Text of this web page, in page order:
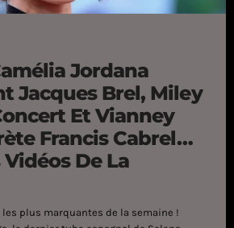
Jordana
Jacques Brel, Miley
Et Vianney
Francis Cabrel…
De La
plus marquantes de la semaine !